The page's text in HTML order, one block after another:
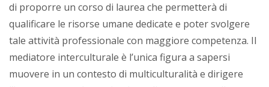
di proporre un corso di laurea che permetterà di
qualificare le risorse umane dedicate e poter svolgere
tale attività professionale con maggiore competenza. Il
mediatore interculturale è l’unica figura a sapersi
muovere in un contesto di multiculturalità e dirigere